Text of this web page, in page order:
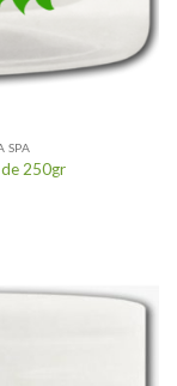
SPA
250gr